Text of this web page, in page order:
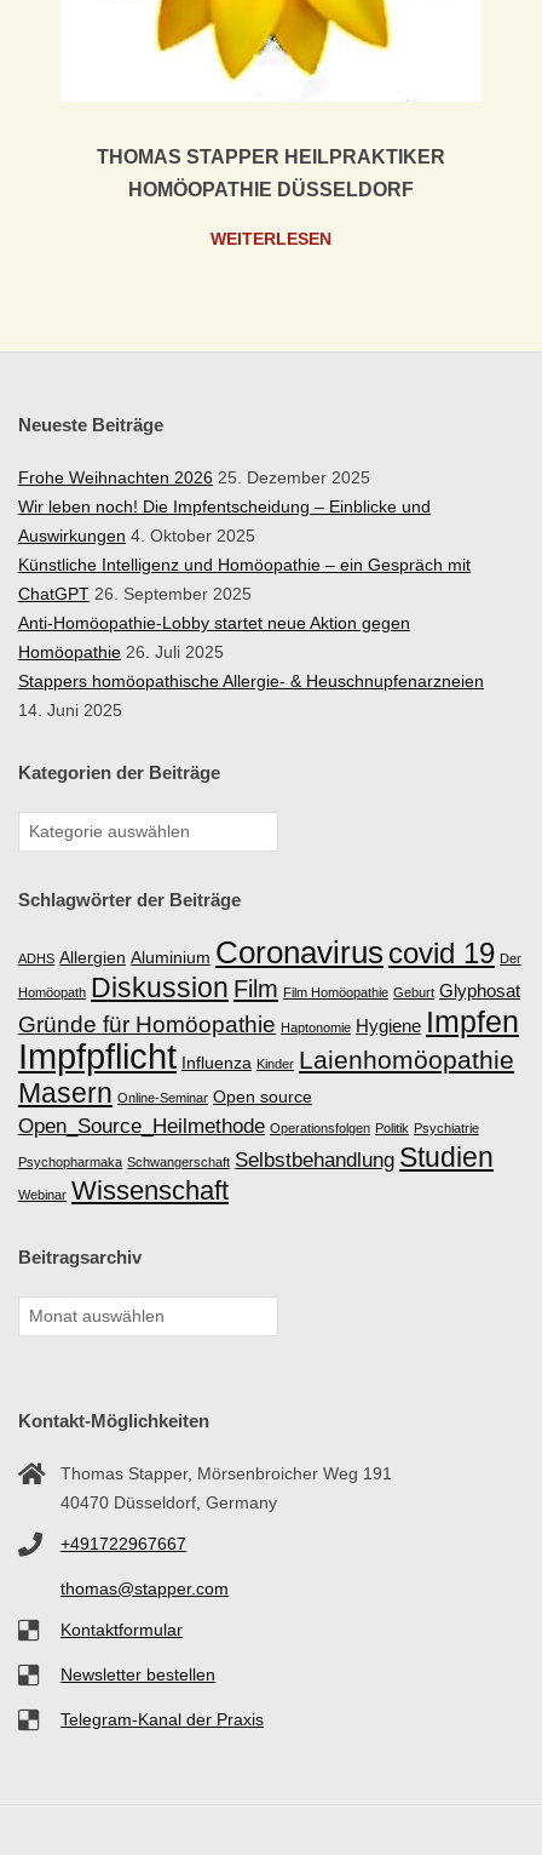
I
C
H
E
H
O
Ö
O
P
A
T
H
I
E
D
Ü
S
E
L
D
O
R
F
THOMAS STAPPER HEILPRAKTIKER
HOMÖOPATHIE DÜSSELDORF
WEITERLESEN
Neueste Beiträge
Frohe Weihnachten 2026 25. Dezember 2025
Wir leben noch! Die Impfentscheidung – Einblicke und
Auswirkungen 4. Oktober 2025
Künstliche Intelligenz und Homöopathie – ein Gespräch mit
ChatGPT 26. September 2025
Anti-Homöopathie-Lobby startet neue Aktion gegen
Homöopathie 26. Juli 2025
Stappers homöopathische Allergie- & Heuschnupfenarzneien
14. Juni 2025
Kategorien der Beiträge
Schlagwörter der Beiträge
ADHS Allergien Aluminium Coronavirus covid 19 Der
Homöopath Diskussion Film Film Homöopathie Geburt Glyphosat
Gründe für Homöopathie Haptonomie Hygiene Impfen
Impfpflicht Influenza Kinder Laienhomöopathie
Masern Online-Seminar Open source
Open_Source_Heilmethode Operationsfolgen Politik Psychiatrie
Psychopharmaka Schwangerschaft Selbstbehandlung Studien
Webinar Wissenschaft
Beitragsarchiv
Kontakt-Möglichkeiten
Thomas Stapper, Mörsenbroicher Weg 191
40470 Düsseldorf, Germany
+491722967667
thomas@stapper.com
Kontaktformular
Newsletter bestellen
Telegram-Kanal der Praxis